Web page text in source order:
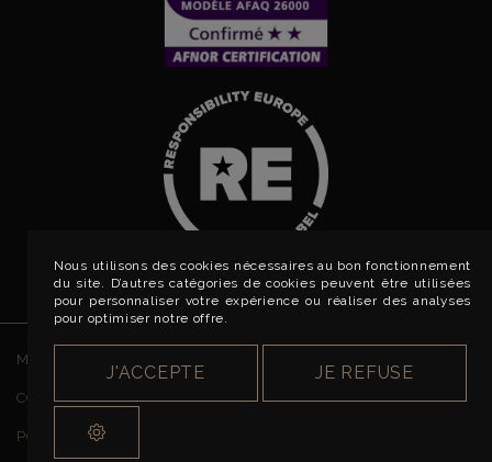
Nous utilisons des cookies nécessaires au bon fonctionnement
du site. D’autres catégories de cookies peuvent être utilisées
pour personnaliser votre expérience ou réaliser des analyses
pour optimiser notre offre.
J'ACCEPTE JE REFUSE
MENTIONS LÉGALES
CONDITIONS GÉNÉRALES DE VENTE
POLITIQUE DE CONFIDENTIALITÉ